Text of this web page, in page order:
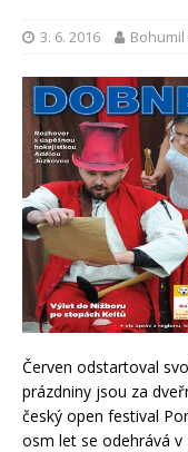
3. 6. 2016 Bohumil
Červen odstartoval
prázdniny jsou za
český open festival
osm let se odehrává v